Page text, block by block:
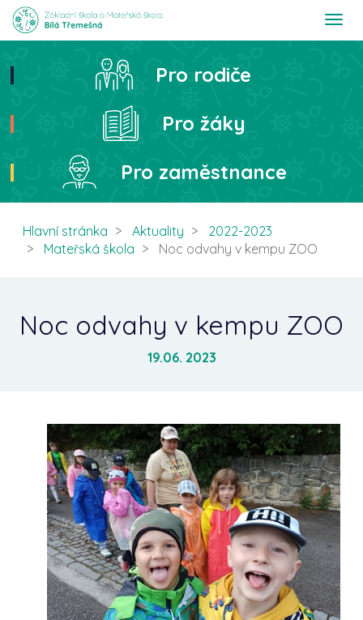
T
t
Hledat
Pro rodiče
Pro žáky
Pro zaměstnance
Hlavní stránka Aktuality
2022-2023
Mateřská škola
Noc odvahy v kempu ZOO
Noc odvahy v kempu ZOO
19.06. 2023